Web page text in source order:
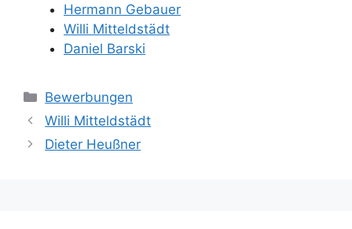
Hermann Gebauer
Willi Mitteldstädt
Daniel Barski
Kategorien
Bewerbungen
Willi Mitteldstädt
Dieter Heußner